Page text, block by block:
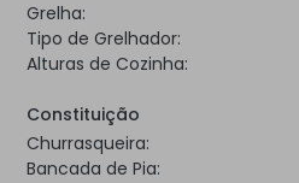
Grelha:
Tipo de Grelhador:
Alturas de Cozinha:
Constituição
Churrasqueira:
Bancada de Pia: